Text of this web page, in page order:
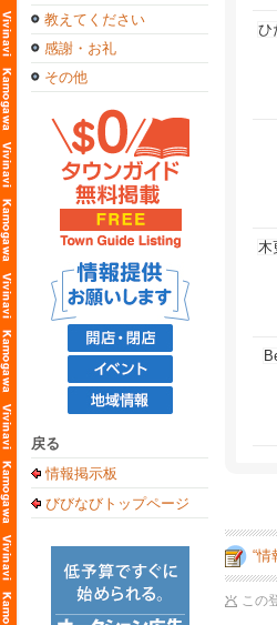
教えてください
感謝・お礼
その他
戻る
情報掲示板
びびなびトップページ
“
この